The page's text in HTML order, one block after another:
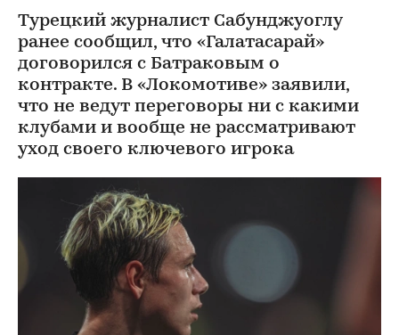
Турецкий журналист Сабунджуоглу
ранее сообщил, что «Галатасарай»
договорился с Батраковым о
контракте. В «Локомотиве» заявили,
что не ведут переговоры ни с какими
клубами и вообще не рассматривают
уход своего ключевого игрока